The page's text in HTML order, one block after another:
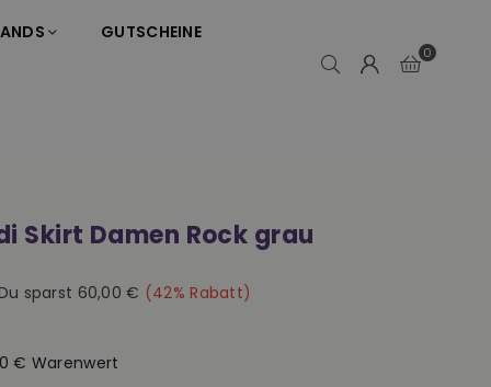
GUTSCHEINE
0
Skirt Damen Rock grau
sparst 60,00 € (42% Rabatt)
€ Warenwert